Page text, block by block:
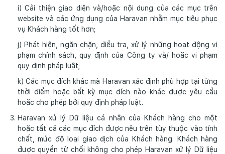
i) Cải thiện giao diện và/hoặc nội dung của các mục trên
website và các ứng dụng của Haravan nhằm mục tiêu phục
vụ Khách hàng tốt hơn;
j) Phát hiện, ngăn chặn, điều tra, xử lý những hoạt động vi
phạm chính sách, quy định của Công ty và/ hoặc vi phạm
quy định pháp luật;
k) Các mục đích khác mà Haravan xác định phù hợp tại từng
thời điểm hoặc bất kỳ mục đích nào khác được yêu cầu
hoặc cho phép bởi quy định pháp luật.
Haravan xử lý Dữ liệu cá nhân của Khách hàng cho một
hoặc tất cả các mục đích được nêu trên tùy thuộc vào tính
chất, mức độ loại giao dịch của Khách hàng. Khách hàng
được quyền từ chối không cho phép Haravan xử lý Dữ liệu